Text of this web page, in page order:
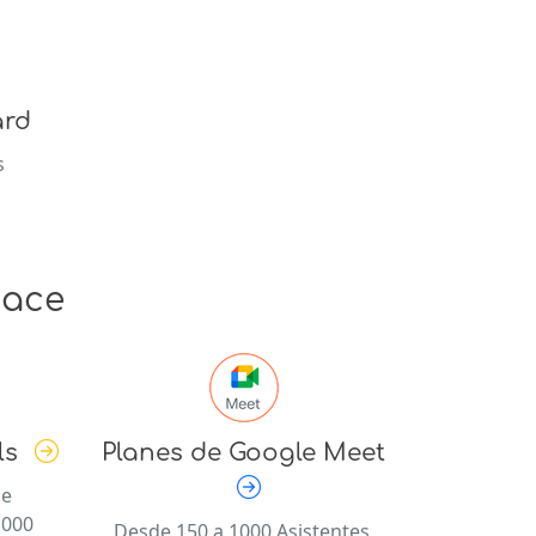
Planes de Google Meet
Desde 150 a 1000 Asistentes,